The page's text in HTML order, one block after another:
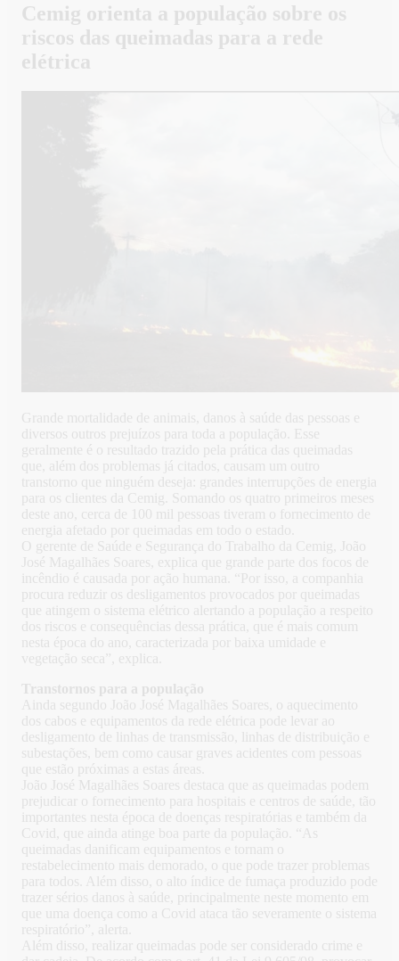
Cemig orienta a população sobre os
riscos das queimadas para a rede
elétrica
Grande mortalidade de animais, danos à saúde das pessoas e
diversos outros prejuízos para toda a população. Esse
geralmente é o resultado trazido pela prática das queimadas
que, além dos problemas já citados, causam um outro
transtorno que ninguém deseja: grandes interrupções de energia
para os clientes da Cemig. Somando os quatro primeiros meses
deste ano, cerca de 100 mil pessoas tiveram o fornecimento de
energia afetado por queimadas em todo o estado.
O gerente de Saúde e Segurança do Trabalho da Cemig, João
José Magalhães Soares, explica que grande parte dos focos de
incêndio é causada por ação humana. “Por isso, a companhia
procura reduzir os desligamentos provocados por queimadas
que atingem o sistema elétrico alertando a população a respeito
dos riscos e consequências dessa prática, que é mais comum
nesta época do ano, caracterizada por baixa umidade e
vegetação seca”, explica.
Transtornos para a população
Ainda segundo João José Magalhães Soares, o aquecimento
dos cabos e equipamentos da rede elétrica pode levar ao
desligamento de linhas de transmissão, linhas de distribuição e
subestações, bem como causar graves acidentes com pessoas
que estão próximas a estas áreas.
João José Magalhães Soares destaca que as queimadas podem
prejudicar o fornecimento para hospitais e centros de saúde, tão
importantes nesta época de doenças respiratórias e também da
Covid, que ainda atinge boa parte da população. “As
queimadas danificam equipamentos e tornam o
restabelecimento mais demorado, o que pode trazer problemas
para todos. Além disso, o alto índice de fumaça produzido pode
trazer sérios danos à saúde, principalmente neste momento em
que uma doença como a Covid ataca tão severamente o sistema
respiratório”, alerta.
Além disso, realizar queimadas pode ser considerado crime e